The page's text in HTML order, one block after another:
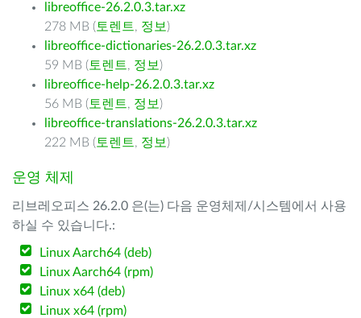
libreoffice-26.2.0.3.tar.xz
278 MB ( 토렌트, 정보 )
libreoffice-dictionaries-26.2.0.3.tar.xz
59 MB ( 토렌트, 정보 )
libreoffice-help-26.2.0.3.tar.xz
56 MB ( 토렌트, 정보 )
libreoffice-translations-26.2.0.3.tar.xz
222 MB ( 토렌트, 정보 )
운영 체제
리브레오피스 26.2.0 은(는) 다음 운영체제/시스템에서 사용
하실 수 있습니다.:
Linux Aarch64 (deb)
Linux Aarch64 (rpm)
Linux x64 (deb)
Linux x64 (rpm)